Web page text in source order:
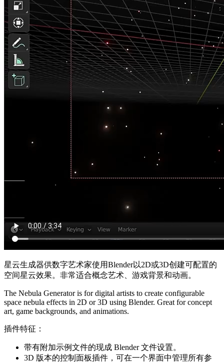
星云生成器供数字艺术家使用Blender以2D或3D创建可配置的
空间星云效果。非常适合概念艺术、游戏背景和动画。
The Nebula Generator is for digital artists to create configurable
space nebula effects in 2D or 3D using Blender. Great for concept
art, game backgrounds, and animations.
插件特征：
带有附加示例文件的现成 Blender 文件设置。
3D 版本的控制面板插件，可在一个界面中管理所有参